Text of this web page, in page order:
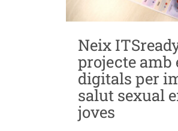
Neix
projecte amb
digitals per
salut sexual
joves